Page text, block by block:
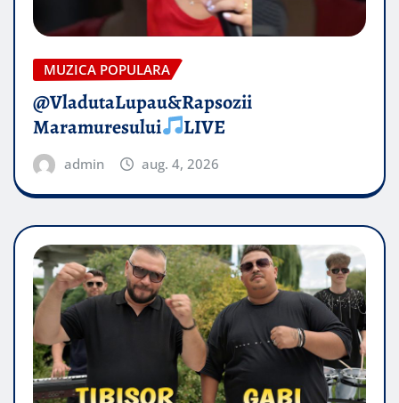
MUZICA POPULARA
@VladutaLupau&Rapsozii
Maramuresului
LIVE
admin aug. 4, 2026